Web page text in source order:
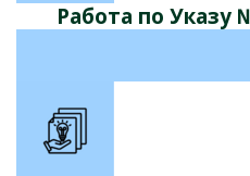
Работа по Указу